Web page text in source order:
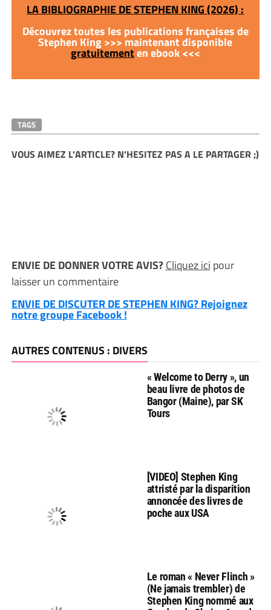
LA BIBLIOGRAPHIE DE STEPHEN KING (2026) :
Découvrez toutes les publications françaises de
Stephen King >>> maintenant disponible
gratuitementen ebook <<<
TAGS
VOUS AIMEZ L'ARTICLE? N'HESITEZ PAS A LE PARTAGER ;)
ENVIE DE DONNER VOTRE AVIS?Cliquez ici pour
laisser un commentaire
ENVIE DE DISCUTER DE STEPHEN KING? Rejoignez
notre groupe Facebook !
AUTRES CONTENUS : DIVERS
« Welcome to Derry », un
beau livre de photos de
Bangor (Maine), par SK
Tours
[VIDEO] Stephen King
attristé par la disparition
annoncée des livres de
poche aux USA
Le roman « Never Flinch »
(Ne jamais trembler) de
Stephen King nommé aux